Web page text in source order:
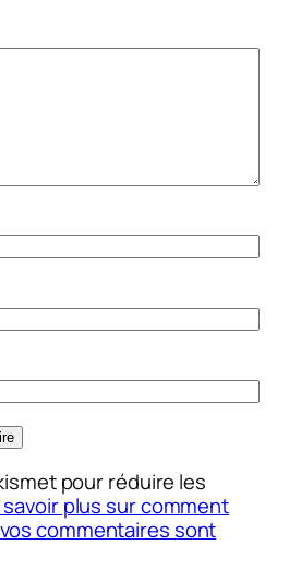
pour réduire les
savoir plus sur comment
commentaires sont